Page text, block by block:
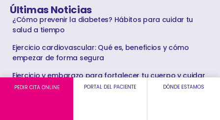
Últimas Noticias
¿Cómo prevenir la diabetes? Hábitos para cuidar tu
salud a tiempo
Ejercicio cardiovascular: Qué es, beneficios y cómo
empezar de forma segura
Ejercicio y embarazo para fortalecer tu cuerpo y cuidar
de tu bebé
PEDIR CITA ONLINE PORTAL DEL PACIENTE DÓNDE ESTAMOS